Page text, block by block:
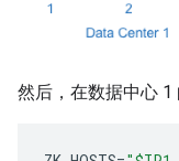
然后，在数据中心 1